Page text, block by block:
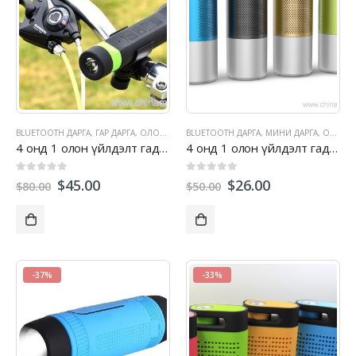
BLUETOOTH ДАРГА, ГАР ДАРГА, ОЛОН ҮЙЛДЭЛТ ЯРИГЧ , ГАДНА ЧАНГА ЯРИГЧ,
4 онд 1 олон үйлдэлт гадаа гэрэл цахилгаан банкны Bluetooth дарга
$80.00 $45.00
BLUETOOTH ДАРГА, МИНИ ДАРГА, ОЛОН ҮЙЛДЭЛТ ЯРИГЧ
4 онд 1 олон үйлдэлт гадаа гэрэл цахилгаан банкны Bluetooth дарга
$50.00 $26.00
-37% -33%